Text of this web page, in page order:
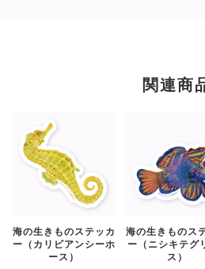
関連商
海の生きものステッカ
ー（カリビアンシーホ
ース）
海の生きものス
ー（ニシキテグ
ス）